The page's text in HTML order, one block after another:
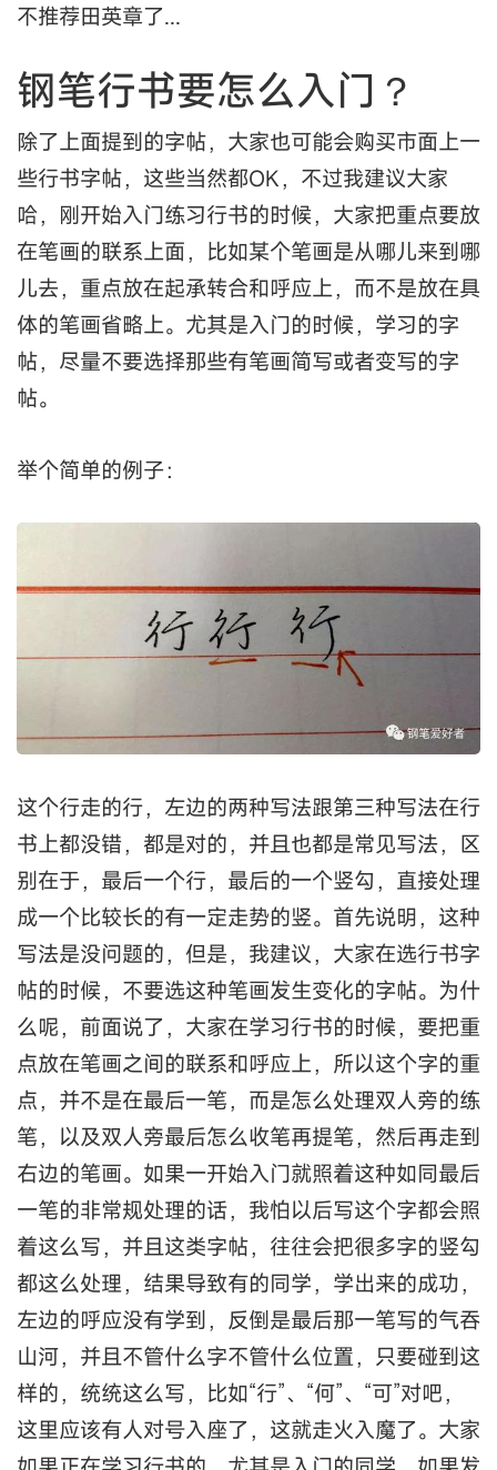
不推荐田英章了...
钢笔行书要怎么入门？
除了上面提到的字帖，大家也可能会购买市面上一
些行书字帖，这些当然都OK，不过我建议大家
哈，刚开始入门练习行书的时候，大家把重点要放
在笔画的联系上面，比如某个笔画是从哪儿来到哪
儿去，重点放在起承转合和呼应上，而不是放在具
体的笔画省略上。尤其是入门的时候，学习的字
帖，尽量不要选择那些有笔画简写或者变写的字
帖。
举个简单的例子：
这个行走的行，左边的两种写法跟第三种写法在行
书上都没错，都是对的，并且也都是常见写法，区
别在于，最后一个行，最后的一个竖勾，直接处理
成一个比较长的有一定走势的竖。首先说明，这种
写法是没问题的，但是，我建议，大家在选行书字
帖的时候，不要选这种笔画发生变化的字帖。为什
么呢，前面说了，大家在学习行书的时候，要把重
点放在笔画之间的联系和呼应上，所以这个字的重
点，并不是在最后一笔，而是怎么处理双人旁的练
笔，以及双人旁最后怎么收笔再提笔，然后再走到
右边的笔画。如果一开始入门就照着这种如同最后
一笔的非常规处理的话，我怕以后写这个字都会照
着这么写，并且这类字帖，往往会把很多字的竖勾
都这么处理，结果导致有的同学，学出来的成功，
左边的呼应没有学到，反倒是最后那一笔写的气吞
山河，并且不管什么字不管什么位置，只要碰到这
样的，统统这么写，比如“行”、“何”、“可”对吧，
这里应该有人对号入座了，这就走火入魔了。大家